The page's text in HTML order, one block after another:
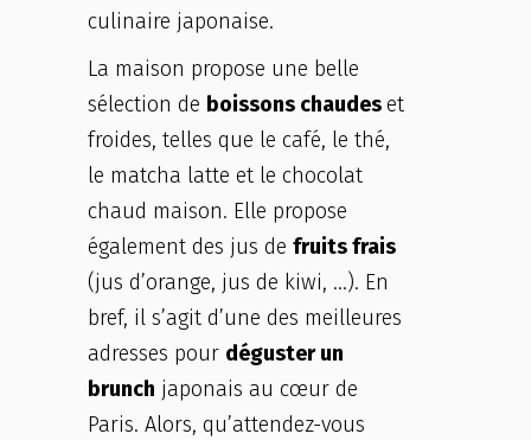
culinaire japonaise.
La maison propose une belle
sélection de boissons chaudeset
froides, telles que le café, le thé,
le matcha latte et le chocolat
chaud maison. Elle propose
également des jus de fruits frais
(jus d’orange, jus de kiwi, …). En
bref, il s’agit d’une des meilleures
adresses pour déguster un
brunch japonais au cœur de
Paris. Alors, qu’attendez-vous